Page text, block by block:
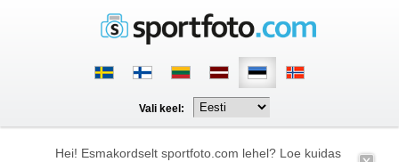
Vali keel:
Hei! Esmakordselt sportfoto.com lehel? Loe kuidas